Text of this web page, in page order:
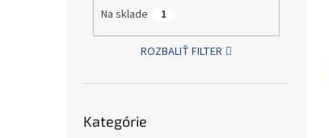
Na sklade 1
ROZBALIŤ FILTER
kategórie
Kategórie